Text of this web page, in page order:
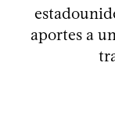
aportes a